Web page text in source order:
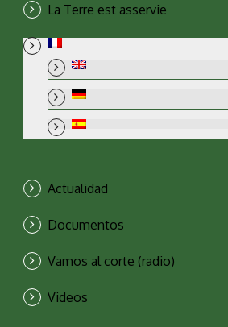
La Terre est asservie
Actualidad
Documentos
Vamos al corte (radio)
Videos